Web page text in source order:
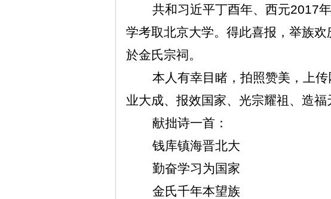
共和习近平丁酉年、西元2017
学考取北京大学。得此喜报，举族
於金氏宗祠。
本人有幸目睹，拍照赞美，上
业大成、报效国家、光宗耀祖、造福
献拙诗一首：
钱库镇海晋北大
勤奋学习为国家
金氏千年本望族